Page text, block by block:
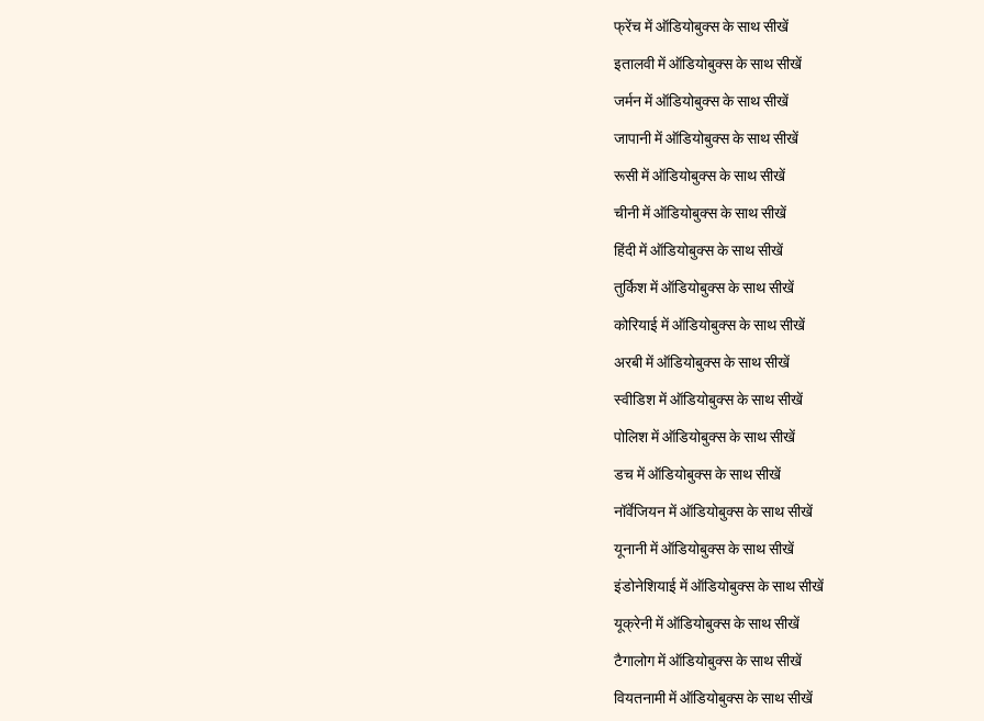
फ्रेंच में ऑडियोबुक्स के साथ सीखें
इतालवी में ऑडियोबुक्स के साथ सीखें
जर्मन में ऑडियोबुक्स के साथ सीखें
जापानी में ऑडियोबुक्स के साथ सीखें
रूसी में ऑडियोबुक्स के साथ सीखें
चीनी में ऑडियोबुक्स के साथ सीखें
हिंदी में ऑडियोबुक्स के साथ सीखें
तुर्किश में ऑडियोबुक्स के साथ सीखें
कोरियाई में ऑडियोबुक्स के साथ सीखें
अरबी में ऑडियोबुक्स के साथ सीखें
स्वीडिश में ऑडियोबुक्स के साथ सीखें
पोलिश में ऑडियोबुक्स के साथ सीखें
डच में ऑडियोबुक्स के साथ सीखें
नॉर्वेजियन में ऑडियोबुक्स के साथ सीखें
यूनानी में ऑडियोबुक्स के साथ सीखें
इंडोनेशियाई में ऑडियोबुक्स के साथ सीखें
यूक्रेनी में ऑडियोबुक्स के साथ सीखें
टैगालोग में ऑडियोबुक्स के साथ सीखें
वियतनामी में ऑडियोबुक्स के साथ सीखें